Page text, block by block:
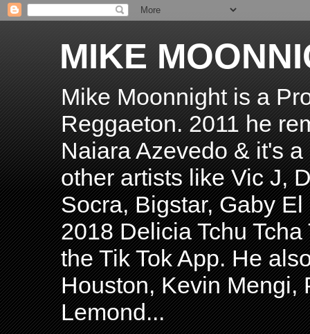
MIKE
Mike Moonnight is a
Reggaeton. 2011 he
Naiara Azevedo & it's
other artists like Vic J,
Socra, Bigstar, Gaby
2018 Delicia Tchu
the Tik Tok App. He
Houston, Kevin Mengi,
Lemond...